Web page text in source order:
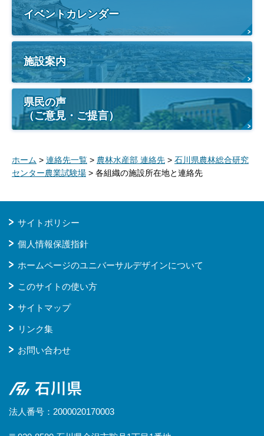
イベントカレンダー
施設案内
県民の声
（ご意見・ご提言）
ホーム > 連絡先一覧 > 農林水産部 連絡先 > 石川県農林総合研究
センター農業試験場 > 各組織の施設所在地と連絡先
サイトポリシー
個人情報保護指針
ホームページのユニバーサルデザインについて
このサイトの使い方
サイトマップ
リンク集
お問い合わせ
石川県
法人番号：2000020170003